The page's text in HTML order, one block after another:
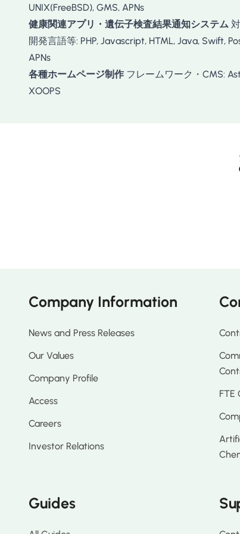
UNIX(FreeBSD), GMS, APNs
健康関連アプリ・遺伝子検査結果通知システム
開発言語等: PHP, Javascript, HTML, Java, Swift,
APNs
各種ホームページ制作 フレームワーク・CMS:
XOOPS
Company Information
News and Press Releases
Our Values
Company Profile
Access
Careers
Investor Relations
FTE
Guides